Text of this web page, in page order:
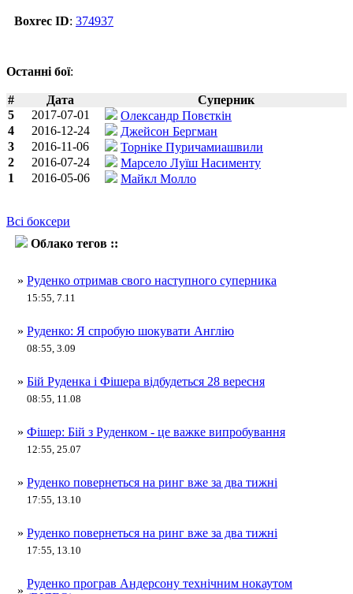
Boxrec ID: 374937
Останні бої:
# Дата
Суперник
5
2017-07-01
Олександр Повєткін
4
2016-12-24
Джейсон Бергман
3
2016-11-06
Торніке Пуричамиашвили
2
2016-07-24
Марсело Луїш Насименту
1
2016-05-06 Майкл Молло
Всі боксери
Облако тегов ::
» Руденко отримав свого наступного суперника
15:55, 7.11
» Руденко: Я спробую шокувати Англію
08:55, 3.09
» Бій Руденка і Фішера відбудеться 28 вересня
08:55, 11.08
» Фішер: Бій з Руденком - це важке випробування
12:55, 25.07
» Руденко повернеться на ринг вже за два тижні
17:55, 13.10
» Руденко повернеться на ринг вже за два тижні
17:55, 13.10
»
Руденко програв Андерсону технічним нокаутом